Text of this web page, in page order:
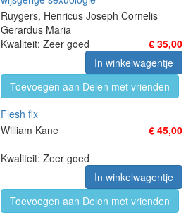
Ruygers, Henricus Joseph Cornelis
Gerardus Maria
€ 35,00
Kwaliteit: Zeer goed
In winkelwagentje
Toevoegen aan Delen met vrienden
Flesh fix
William Kane
€ 45,00
Kwaliteit: Zeer goed
In winkelwagentje
Toevoegen aan Delen met vrienden